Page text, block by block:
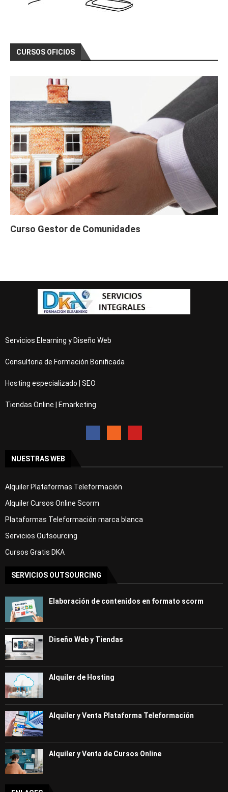
CURSOS OFICIOS
Curso Gestor de Comunidades
Servicios Elearning y Diseño Web
Consultoria de Formación Bonificada
Hosting especializado | SEO
Tiendas Online | Emarketing
NUESTRAS WEB
Alquiler Plataformas Teleformación
Alquiler Cursos Online Scorm
Plataformas Teleformación marca blanca
Servicios Outsourcing
Cursos Gratis DKA
SERVICIOS OUTSOURCING
Elaboración de contenidos en formato scorm
Diseño Web y Tiendas
Alquiler de Hosting
Alquiler y Venta Plataforma Teleformación
Alquiler y Venta de Cursos Online